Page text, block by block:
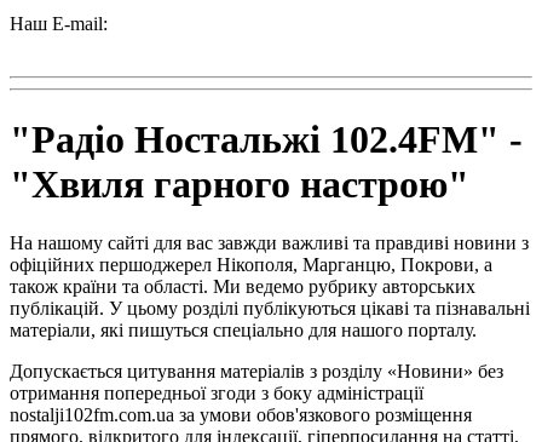
Наш E-mail:
"Радіо Ностальжі 102.4FM" -
"Хвиля гарного настрою"
На нашому сайті для вас завжди важливі та правдиві новини з
офіційних першоджерел Нікополя, Марганцю, Покрови, а
також країни та області. Ми ведемо рубрику авторських
публікацій. У цьому розділі публікуються цікаві та пізнавальні
матеріали, які пишуться спеціально для нашого порталу.
Допускається цитування матеріалів з розділу «Новини» без
отримання попередньої згоди з боку адміністрації
nostalji102fm.com.ua за умови обов'язкового розміщення
прямого, відкритого для індексації, гіперпосилання на статті,